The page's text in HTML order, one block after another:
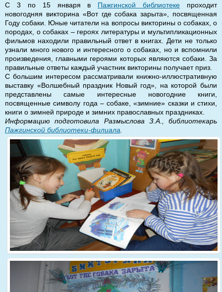
С 3 по 15 января в Пажгинской библиотеке проходит
новогодняя викторина «Вот где собака зарыта», посвященная
Году собаки. Юные читатели на вопросы викторины о собаках, о
породах, о собаках – героях литературы и мультипликационных
фильмов находили правильный ответ в книгах. Дети не только
узнали много нового и интересного о собаках, но и вспомнили
произведения, главными героями которых являются собаки. За
правильные ответы каждый участник викторины получает приз.
С большим интересом рассматривали книжно-иллюстративную
выставку «Волшебный праздник Новый год», на которой были
представлены самые интересные новогодние книги,
посвященные символу года – собаке, «зимние» сказки и стихи,
книги о зимней природе и зимних православных праздниках.
Информацию подготовила Размыслова З.А., библиотекарь
Пажгинской библиотеки-филиала